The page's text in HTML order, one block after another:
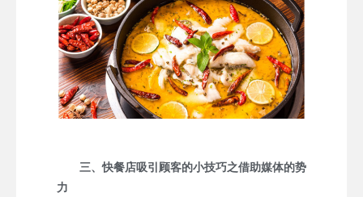
三、快餐店吸引顾客的小技巧之借助媒体的势
力